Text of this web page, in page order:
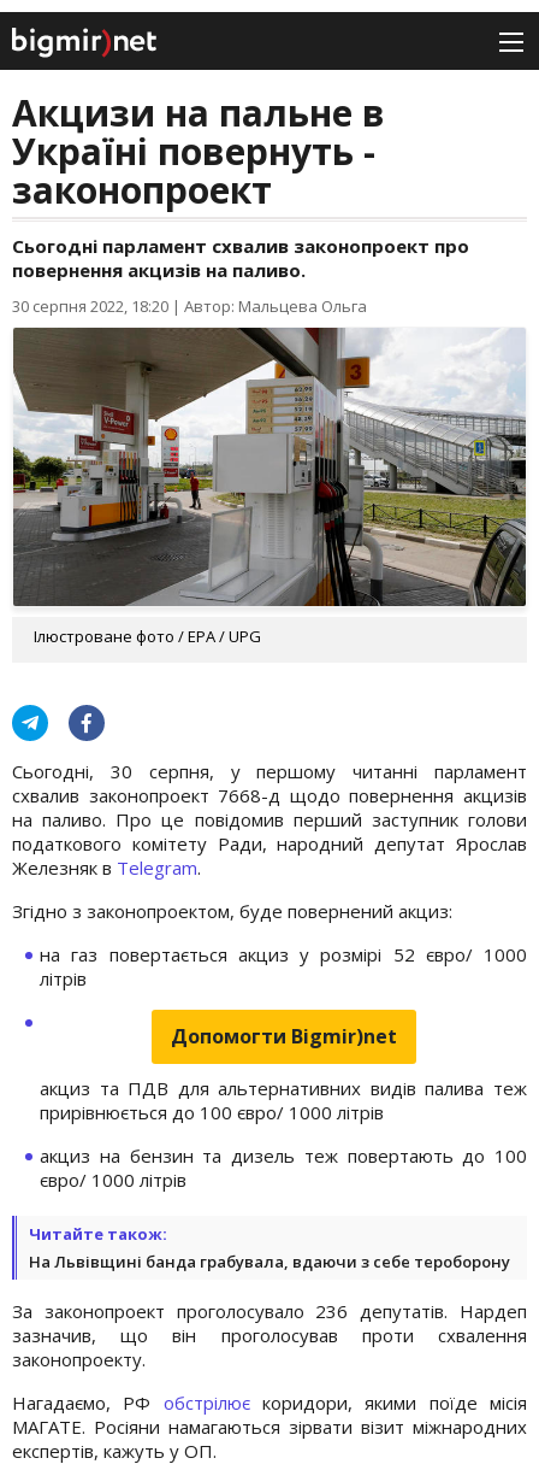
Акцизи на пальне в
Україні повернуть -
законопроект
Сьогодні парламент схвалив законопроект про
повернення акцизів на паливо.
30 серпня 2022, 18:20 | Автор: Мальцева Ольга
Ілюстроване фото / EPA / UPG
Сьогодні, 30 серпня, у першому читанні парламент
схвалив законопроект 7668-д щодо повернення акцизів
на паливо. Про це повідомив перший заступник голови
податкового комітету Ради, народний депутат Ярослав
Железняк в Telegram.
Згідно з законопроектом, буде повернений акциз:
на газ повертається акциз у розмірі 52 євро/ 1000
літрів
Допомогти Bigmir)net
акциз та ПДВ для альтернативних видів палива теж
прирівнюється до 100 євро/ 1000 літрів
акциз на бензин та дизель теж повертають до 100
євро/ 1000 літрів
Читайте також:
На Львівщині банда грабувала, вдаючи з себе тероборону
За законопроект проголосувало 236 депутатів. Нардеп
зазначив, що він проголосував проти схвалення
законопроекту.
Нагадаємо, РФ обстрілюєкоридори, якими поїде місія
МАГАТЕ. Росіяни намагаються зірвати візит міжнародних
експертів, кажуть у ОП.